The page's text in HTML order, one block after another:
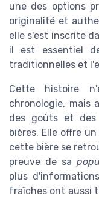
une des options
originalité et
elle s'est inscrite
il est essentiel
traditionnelles et
Cette histoire
chronologie, mais
des goûts et des
bières. Elle offre
cette bière se
preuve de sa
plus
fraîches ont aussi